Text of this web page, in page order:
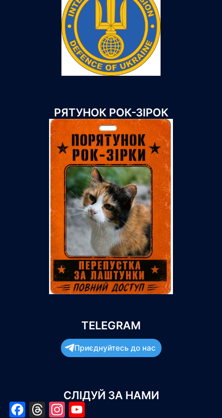
РЯТУНОК РОК-ЗІРОК
TELEGRAM
Приєднуйтесь до нас
СЛІДУЙ ЗА НАМИ
Facebook
Threads
Instagram